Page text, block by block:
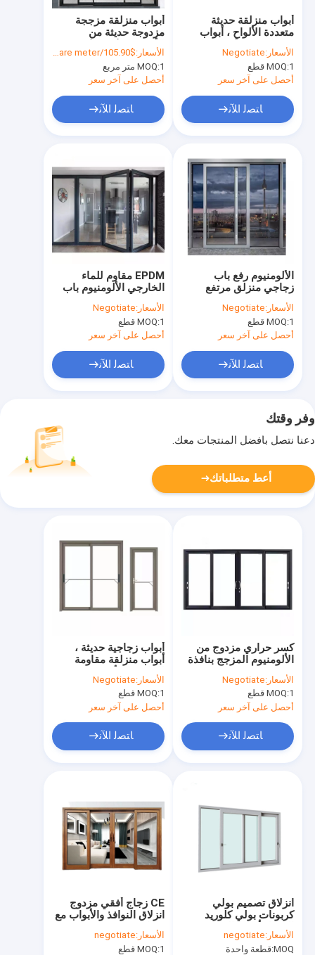
أبواب منزلقة مزججة
مزدوجة حديثة من
الألومنيوم تُفتح وتُدفع
الأسعار:$105.90/square meter
MOQ:1 متر مربع
أحصل على آخر سعر
ﺎﺘﺼﻟ ﺍﻶﻧ
أبواب منزلقة حديثة
متعددة الألواح ، أبواب
زجاجية من الألمنيوم
المقسى
الأسعار:Negotiate
MOQ:1 قطع
أحصل على آخر سعر
ﺎﺘﺼﻟ ﺍﻶﻧ
EPDM مقاوم للماء
الخارجي الألومنيوم باب
فناء انزلاق
الأسعار:Negotiate
MOQ:1 قطع
أحصل على آخر سعر
ﺎﺘﺼﻟ ﺍﻶﻧ
الألومنيوم رفع باب
زجاجي منزلق مرتفع
الارتفاع مع معيار CE
الأسعار:Negotiate
MOQ:1 قطع
أحصل على آخر سعر
ﺎﺘﺼﻟ ﺍﻶﻧ
وفر وقتك
دعنا نتصل بأفضل المنتجات معك.
أعط متطلباتك
أبواب زجاجية حديثة ،
أبواب منزلقة مقاومة
للماء من الألومنيوم
الأسعار:Negotiate
MOQ:1 قطع
أحصل على آخر سعر
ﺎﺘﺼﻟ ﺍﻶﻧ
كسر حراري مزدوج من
الألومنيوم المزجج بنافذة
منزلقة باب مقسّى
منخفض E
الأسعار:Negotiate
MOQ:1 قطع
أحصل على آخر سعر
ﺎﺘﺼﻟ ﺍﻶﻧ
CE زجاج أفقي مزدوج
انزلاق النوافذ والأبواب مع
شواية
الأسعار:negotiate
MOQ:1 قطع
انزلاق تصميم بولي
كربونات بولي كلوريد
الفينيل أبواب النوافذ
أفقي عمودي
الأسعار:negotiate
MOQ: قطعة واحدة